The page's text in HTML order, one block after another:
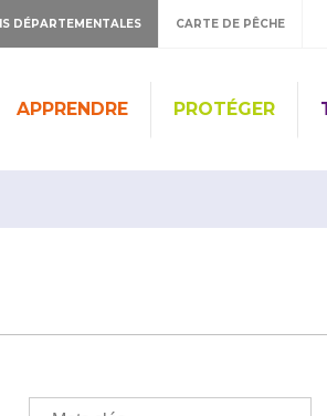
DÉPARTEMENTALES CARTE DE PÊCHE
APPRENDRE PROTÉGER